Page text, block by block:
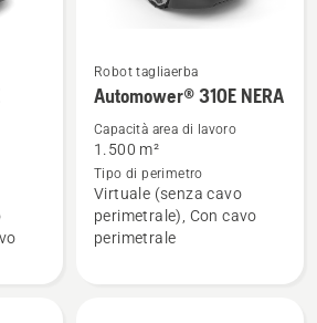
Vedi
maggiori
dettagli
Automower®
310E
Robot tagliaerba
Automower® 310E NERA
Capacità area di lavoro
1.500 m²
Tipo di perimetro
Virtuale (senza cavo
perimetrale), Con cavo
perimetrale